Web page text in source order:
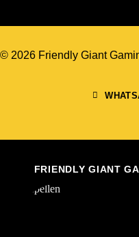
© 2026 Friendly Giant
FRIENDLY GIANT